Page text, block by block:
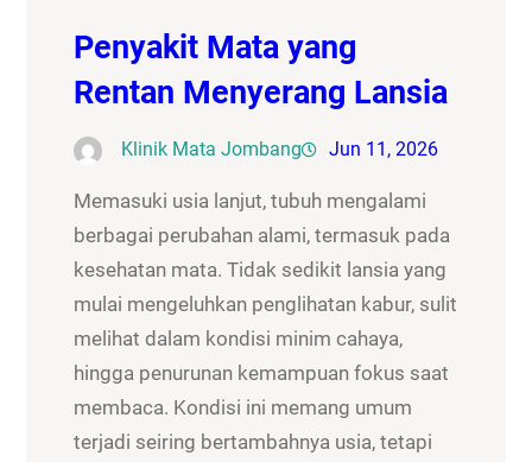
Penyakit Mata yang
Rentan Menyerang Lansia
Klinik Mata Jombang Jun 11, 2026
Memasuki usia lanjut, tubuh mengalami
berbagai perubahan alami, termasuk pada
kesehatan mata. Tidak sedikit lansia yang
mulai mengeluhkan penglihatan kabur, sulit
melihat dalam kondisi minim cahaya,
hingga penurunan kemampuan fokus saat
membaca. Kondisi ini memang umum
terjadi seiring bertambahnya usia, tetapi